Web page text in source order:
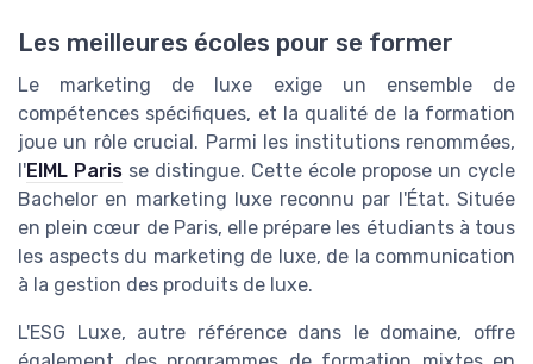
Les meilleures écoles pour se former
Le marketing de luxe exige un ensemble de
compétences spécifiques, et la qualité de la formation
joue un rôle crucial. Parmi les institutions renommées,
l'EIML Paris se distingue. Cette école propose un cycle
Bachelor en marketing luxe reconnu par l'État. Située
en plein cœur de Paris, elle prépare les étudiants à tous
les aspects du marketing de luxe, de la communication
à la gestion des produits de luxe.
L'ESG Luxe, autre référence dans le domaine, offre